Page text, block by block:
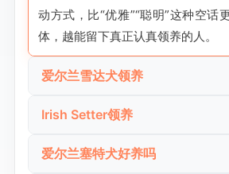
动方式，比“优雅”“聪明”这种空话
体，越能留下真正认真领养的人。
爱尔兰雪达犬领养
很多用户不会只搜“爱尔兰塞特犬”
兰雪达犬领养”。会这样搜的人，通
的是 Irish Setter，只是习惯使用
Irish Setter领养
有些用户会直接搜“Irish Setter领养
更接近精准流量。对方通常已经做
爱尔兰塞特犬好养吗